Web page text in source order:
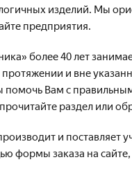
изделий. Мы
предприятия.
более 40 лет
протяжении и вне
помочь Вам с
раздел или
и поставляет
формы заказа на